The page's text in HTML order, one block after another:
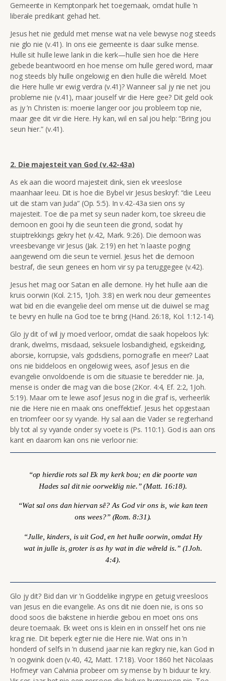
Gemeente in Kemptonpark het toegemaak, omdat hulle ’n
liberale predikant gehad het.
Jesus het nie geduld met mense wat na vele bewyse nog steeds
nie glo nie (v.41). In ons eie gemeente is daar sulke mense.
Hulle sit hulle lewe lank in die kerk—hulle sien hoe die Here
gebede beantwoord en hoe mense om hulle gered word, maar
nog steeds bly hulle ongelowig en dien hulle die wêreld. Moet
die Here hulle vir ewig verdra (v.41)? Wanneer sal jy nie net jou
probleme nie (v.41), maar jouself vir die Here gee? Dit geld ook
as jy ’n Christen is: moenie langer oor jou probleem top nie,
maar gee dit vir die Here. Hy kan, wil en sal jou help:“Bring jou
seun hier.”(v.41).
2. Die majesteit van God (v.42-43a)
As ek aan die woord majesteit dink, sien ek vreeslose
maanhaar leeu. Dit is hoe die Bybel vir Jesus beskryf: “die Leeu
uit die stam van Juda”(Op. 5:5). In v.42-43a sien ons sy
majesteit. Toe die pa met sy seun nader kom, toe skreeu die
demoon en gooi hy die seun teen die grond, sodat hy
stuiptrekkings gekry het (v.42, Mark. 9:26). Die demoon was
vreesbevange vir Jesus (Jak. 2:19) en het ’n laaste poging
aangewend om die seun te verniel. Jesus het die demoon
bestraf, die seun genees en hom vir sy pa teruggegee (v.42).
Jesus het mag oor Satan en alle demone. Hy het hulle aan die
kruis oorwin (Kol. 2:15, 1Joh. 3:8) en werk nou deur gemeentes
wat bid en die evangelie deel om mense uit die duiwel se mag
te bevry en hulle na God toe te bring (Hand. 26:18, Kol. 1:12-14).
Glo jy dit of wil jy moed verloor, omdat die saak hopeloos lyk:
drank, dwelms, misdaad, seksuele losbandigheid, egskeiding,
aborsie, korrupsie, vals godsdiens, pornografie en meer? Laat
ons nie biddeloos en ongelowig wees, asof Jesus en die
evangelie onvoldoende is om die situasie te beredder nie. Ja,
mense is onder die mag van die bose(2Kor. 4:4, Ef. 2:2, 1Joh.
5:19). Maar om te lewe asof Jesus nog in die graf is, verheerlik
nie die Here nie en maak ons oneffektief. Jesus het opgestaan
en triomfeer oor sy vyande. Hy sal aan die Vader se regterhand
bly tot al sy vyande onder sy voete is (Ps. 110:1). God is aan ons
kant en daarom kan ons nie verloor nie:
“op hierdie rots sal Ek my kerk bou; en die poorte van
Hades sal dit nie oorweldig nie.” (Matt. 16:18).
“Wat sal ons dan hiervan sê? As God vir ons is, wie kan teen
ons wees?” (Rom. 8:31).
“Julle, kinders, is uit God, en het hulle oorwin, omdat Hy
wat in julle is, groter is as hy wat in die wêreld is.” (1Joh.
4:4).
Glo jy dit? Bid dan vir ’n Goddelike ingrype en getuig vreesloos
van Jesus en die evangelie. As ons dit nie doen nie, is ons so
dood soos die bakstene in hierdie gebou en moet ons ons
deure toemaak. Ek weet ons is klein en in onsself het ons nie
krag nie. Dit beperk egter nie die Here nie. Wat ons in ’n
honderd of selfs in ’n duisend jaar nie kan regkry nie, kan God in
’n oogwink doen (v.40, 42, Matt. 17:18). Voor 1860 het Nicolaas
Hofmeyr van Calvinia probeer om sy mense by ’n biduur te kry.